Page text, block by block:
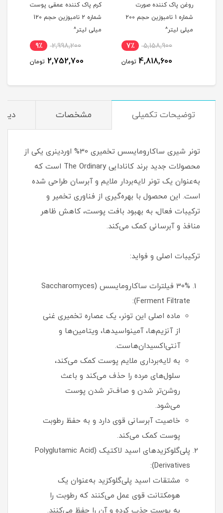
روغن پاک کننده صورت
شماره 1 نامبوزین حجم 200
میلی لیتر^
5,158,900 7٪
4,818,600 تومان
کرم پاک کننده عمقی پوست
شماره 2 نامبوزین حجم 120
میلی لیتر^
2,998,200 9٪
2,752,700 تومان
توضیحات تکمیلی مشخصات
تونر شیری ساکارومایسس تخمیری 30% اوردینری یکی از
محصولات جدید برند کانادایی The Ordinary است که
به‌عنوان یک تونر لایه‌بردار ملایم و آبرسان طراحی شده
است. این محصول با بهره‌گیری از فناوری تخمیر و
ترکیبات فعال، به بهبود بافت پوست، کاهش ظاهر
منافذ و آبرسانی کمک می‌کند.
ترکیبات اصلی و فواید:
30% فیلترات ساکارومایسس (Saccharomyces
Ferment Filtrate):
ماده اصلی این تونر، یک عصاره تخمیری غنی
از آنزیم‌ها، آمینواسیدها، ویتامین‌ها و
آنتی‌اکسیدان‌هاست.
به لایه‌برداری ملایم پوست کمک می‌کند،
سلول‌های مرده را حذف می‌کند و باعث
روشن‌تر شدن و صاف‌تر شدن پوست
می‌شود.
خاصیت آبرسانی قوی دارد و به حفظ رطوبت
پوست کمک می‌کند.
پلی‌گلوکزیدهای اسید لاکتیک (Polyglutamic Acid
Derivatives):
مشتقات اسید پلی‌گلوکزید به‌عنوان یک
هومکتانت قوی عمل می‌کنند که رطوبت را